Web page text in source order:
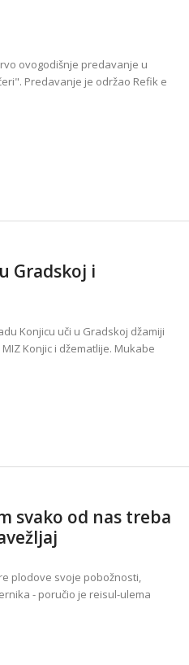
ovogodišnje predavanje u
Predavanje je održao Refik e
Gradskoj i
Konjicu uči u Gradskoj džamiji
Konjic i džematlije. Mukabe
svako od nas treba
plodove svoje pobožnosti,
- poručio je reisul-ulema